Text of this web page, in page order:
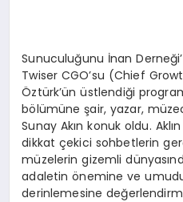
Sunuculuğunu İnan
Twiser CGO’su (Chief
Öztürk’ün üstlendiği
bölümüne şair, yazar,
Sunay Akın konuk oldu.
dikkat çekici sohbetlerin
müzelerin gizemli
adaletin önemine ve
derinlemesine